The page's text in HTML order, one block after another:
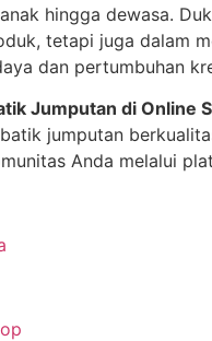
hingga dewasa.
tetapi juga dalam
dan pertumbuhan
Jumputan di Online
jumputan
Anda melalui